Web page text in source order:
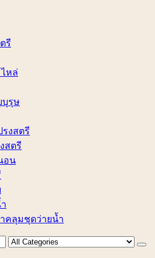
รี
หล่
บุรุษ
งสตรี
สตรี
อน
คลุมชุดว่ายน้ำ